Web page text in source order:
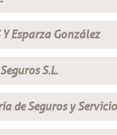
Esparza González
S.L.
de Seguros y